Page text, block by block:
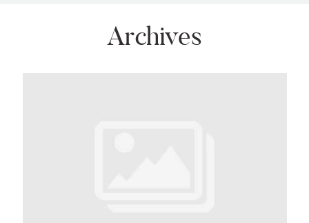
Archives
PORTFOLIO